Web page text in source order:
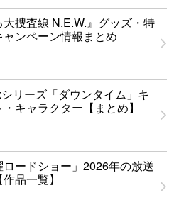
大捜査線 N.E.W.』グッズ・特
ンペーン情報まとめ
リーズ「ダウンタイム」キ
キャラクター【まとめ】
ロードショー」2026年の放送
品一覧】